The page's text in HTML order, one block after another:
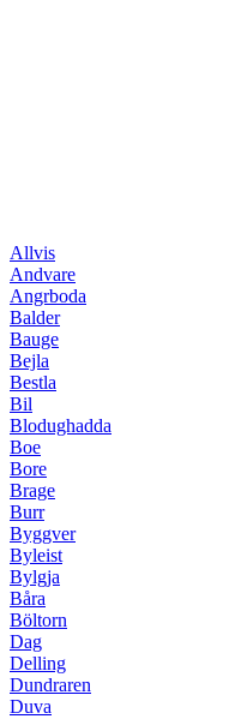
Allvis
Andvare
Angrboda
Balder
Bauge
Bejla
Bestla
Bil
Blodughadda
Boe
Bore
Brage
Burr
Byggver
Byleist
Bylgja
Båra
Böltorn
Dag
Delling
Dundraren
Duva